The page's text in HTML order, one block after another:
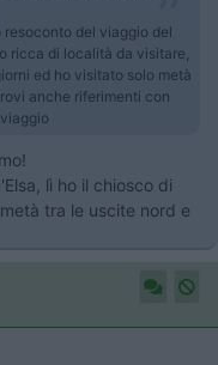
resoconto del viaggio del
ricca di località da visitare,
ed ho visitato solo metà
anche riferimenti con
lì ho il chiosco di
tra le uscite nord e